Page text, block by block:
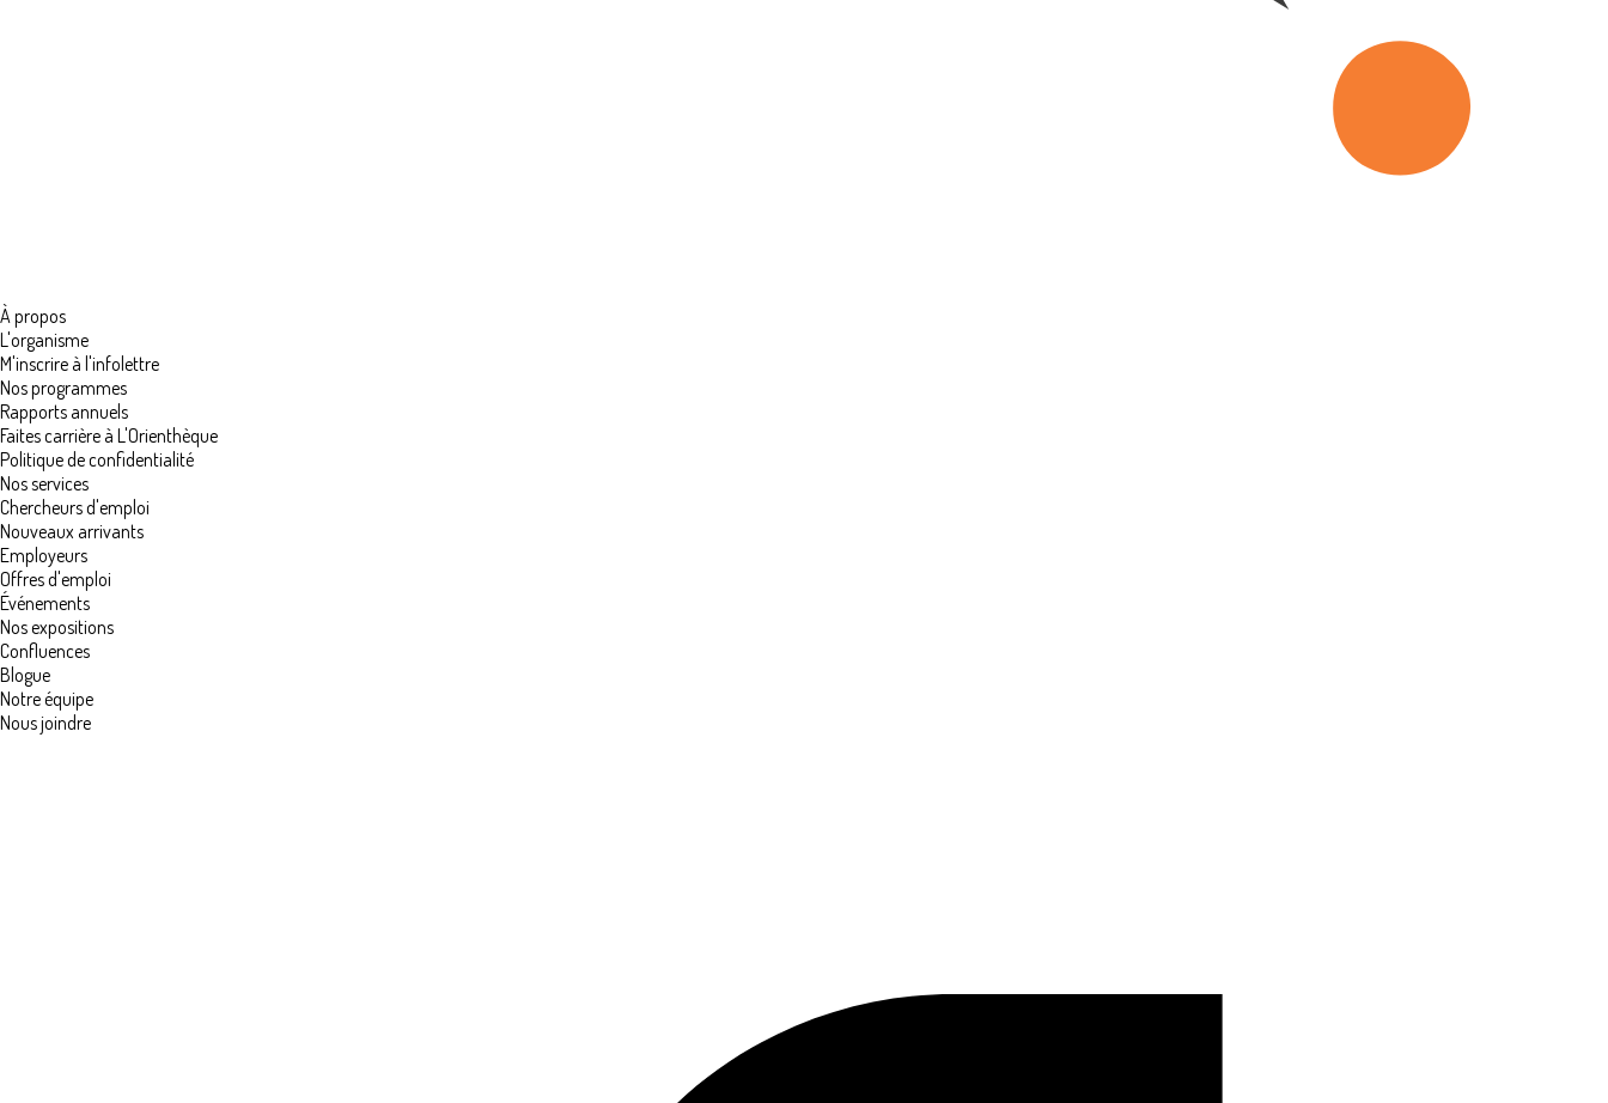
À propos
L'organisme
M'inscrire à l'infolettre
Nos programmes
Rapports annuels
Faites carrière à L'Orienthèque
Politique de confidentialité
Nos services
Chercheurs d'emploi
Nouveaux arrivants
Employeurs
Offres d'emploi
Événements
Nos expositions
Confluences
Blogue
Notre équipe
Nous joindre